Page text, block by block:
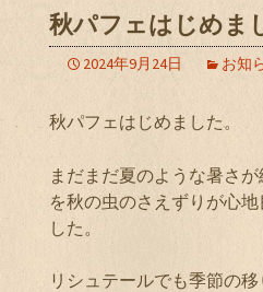
秋パフェはじめま
2024年9月24日 お知
秋パフェはじめました。
まだまだ夏のような暑さ
を秋の虫のさえずりが心
した。
リシュテールでも季節の移